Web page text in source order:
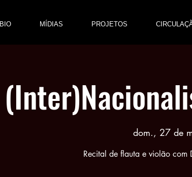
BIO MÍDIAS PROJETOS
dom., 27 de
Recital de flauta e violão